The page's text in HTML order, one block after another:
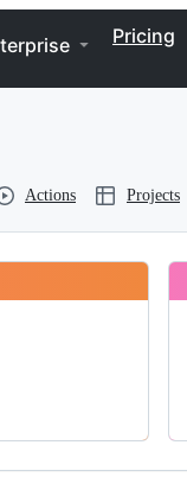
Pricing
Actions Projects